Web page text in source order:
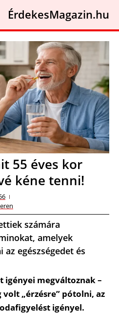
ÉrdekesMagazin.hu
55 éves kor
kéne tenni!
számára
amelyek
egészségedet és
igényei megváltoznak –
„érzésre” pótolni, az
igényel.